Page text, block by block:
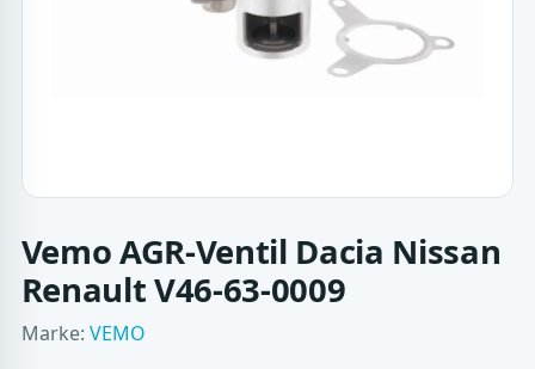
Vemo AGR-Ventil Dacia Nissan
Renault V46-63-0009
Marke: VEMO